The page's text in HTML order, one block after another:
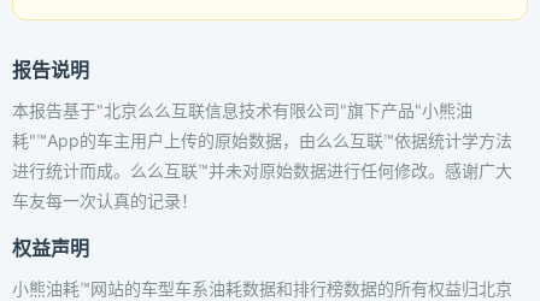
报告说明
本报告基于"北京么么互联信息技术有限公司"旗下产品"小熊油
耗"™App的车主用户上传的原始数据，由么么互联™依据统计学方法
进行统计而成。么么互联™并未对原始数据进行任何修改。感谢广大
车友每一次认真的记录！
权益声明
小熊油耗™网站的车型车系油耗数据和排行榜数据的所有权益归北京